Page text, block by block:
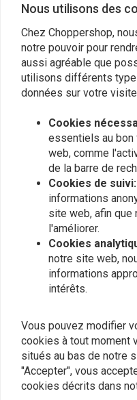
Spécifications :
Matière :Composé de
Sherpa Jacquard Sliver
Couleur :Crabapple/
Manches longues
Poche inférieure zippée
Fermeture à glissière
Cordon de serrage à
Type de coupe :
Coupe
Logo Carhartt Signature
Lire la suite
Évaluations
Produits similaires
Nous utilisons des
Chez Choppershop,
notre pouvoir pour
aussi agréable que
utilisons différents
données sur votre
Cookies
essentiels au
web, comme
de la barre de
Cookies de suivi:
informations
site web, afin
l'améliorer.
Cookies
notre site web,
informations
intérêts.
Vous pouvez modifier
cookies à tout moment
situés au bas de notre
"Accepter", vous
cookies décrits dans